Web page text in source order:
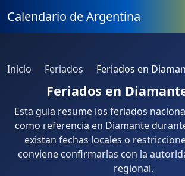
Calendario de Argentina
Inicio Feriados Feriados en
Feriados en
Esta guia resume los feriados
como referencia en Diamante
existan fechas locales o
conviene confirmarlas con la
regional.